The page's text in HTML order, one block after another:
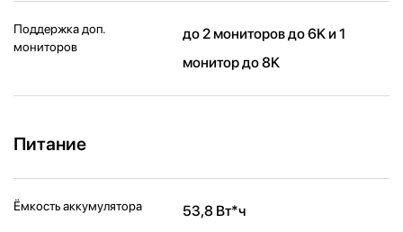
Поддержка доп.
мониторов
до 2 мониторов до 6K и 1
монитор до 8K
Питание
Ёмкость аккумулятора 53,8 Вт*ч